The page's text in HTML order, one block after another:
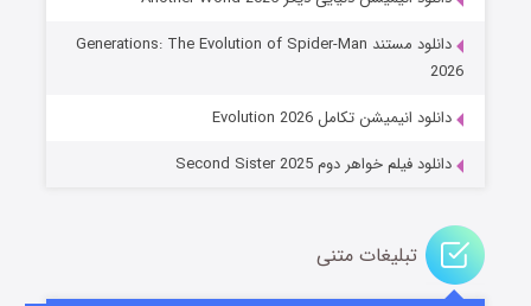
جادوگری در مغولستان
قسمت۱۴ (زیرنویس) منتشر شد
دانلود مستند Generations: The Evolution of Spider-Man
2026
دانلود انیمیشن تکامل Evolution 2026
دانلود فیلم خواهر دوم Second Sister 2025
تبلیغات متنی